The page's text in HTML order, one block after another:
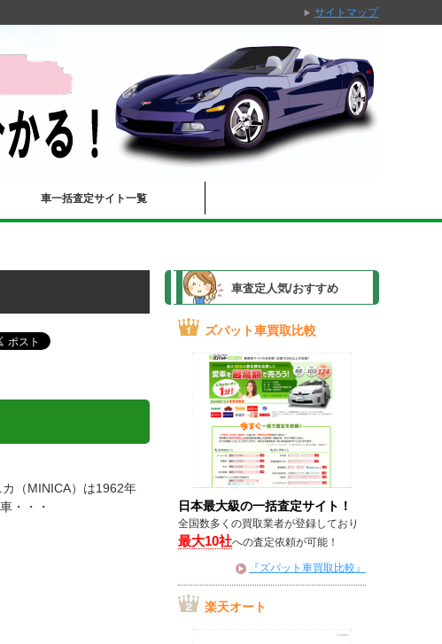
車一括査定サイト一覧
（MINICA）は1962年
・・・
車査定人気/おすすめ
ズバット車買取比較
日本最大級の一括査定サイト！
全国数多くの買取業者が登録しており
最大10社への査定依頼が可能！
『ズバット車買取比較』
楽天オート
サイトマップ